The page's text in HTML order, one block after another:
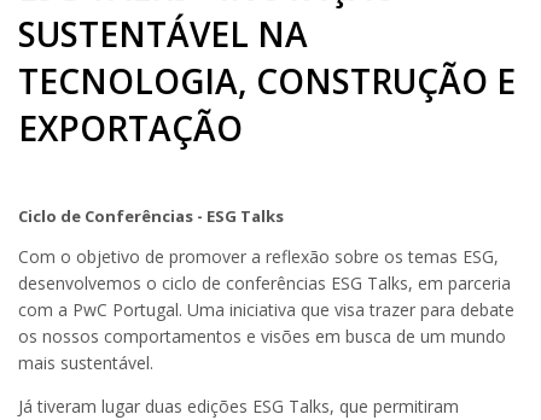
SUSTENTÁVEL NA
TECNOLOGIA, CONSTRUÇÃO E
EXPORTAÇÃO
Ciclo de Conferências - ESG Talks
Com o objetivo de promover a reflexão sobre os temas ESG,
desenvolvemos o ciclo de conferências ESG Talks, em parceria
com a PwC Portugal. Uma iniciativa que visa trazer para debate
os nossos comportamentos e visões em busca de um mundo
mais sustentável.
Já tiveram lugar duas edições ESG Talks, que permitiram